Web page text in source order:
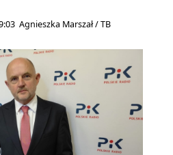
Agnieszka Marszał / TB